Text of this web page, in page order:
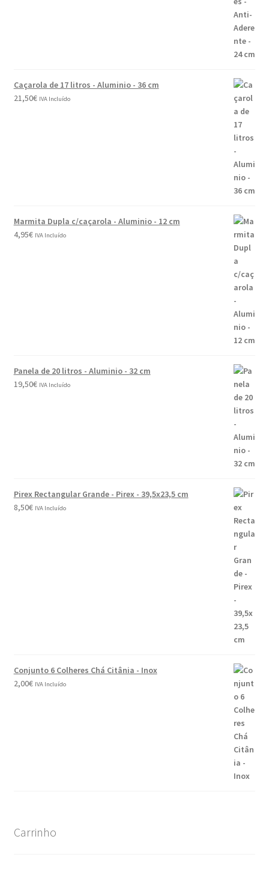
Caçarola de 17 litros - Aluminio - 36 cm
21,50€ IVA Incluído
Marmita Dupla c/caçarola - Aluminio - 12 cm
4,95€ IVA Incluído
Panela de 20 litros - Aluminio - 32 cm
19,50€ IVA Incluído
Pirex Rectangular Grande - Pirex - 39,5x23,5 cm
8,50€ IVA Incluído
Conjunto 6 Colheres Chá Citânia - Inox
2,00€ IVA Incluído
Carrinho